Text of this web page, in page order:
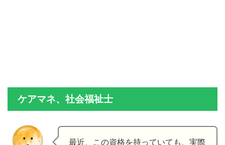
ケアマネ、社会福祉士
最近、この資格を持っていても、実際